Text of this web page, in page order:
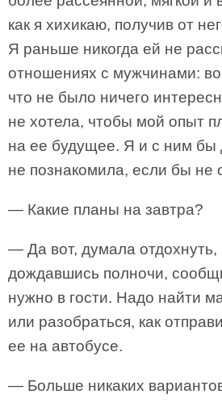
как я хихикаю, получив от
Я раньше никогда ей не
отношениях с мужчинами:
что не было ничего
не хотела, чтобы мой опыт
на ее будущее. Я и с ним бы
не познакомила, если бы не
— Какие планы на завтра?
— Да вот, думала отдохнуть,
дождавшись полночи,
нужно в гости. Надо найти
или разобраться, как
ее на автобусе.
— Больше никаких